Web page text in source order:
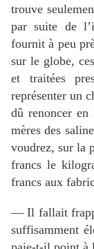
trouve
par suite de
fournit à peu
sur le globe,
et traitées
représenter un
dû renoncer en
mères des
voudrez, sur la
francs le
francs aux
— Il fallait
suffisamment